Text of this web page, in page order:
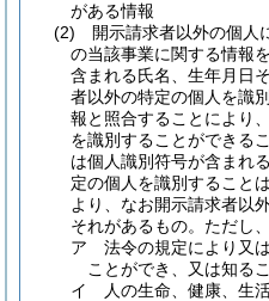
がある情報
(2)
開示請求者以外の個人
の当該事業に関する情報
含まれる氏名、生年月日
者以外の特定の個人を識
報と照合することにより
を識別することができる
は個人識別符号が含まれ
定の個人を識別すること
より、なお開示請求者以
それがあるもの。 ただし
ア
法令の規定により又
ことができ、又は知る
イ
人の生命、健康、生